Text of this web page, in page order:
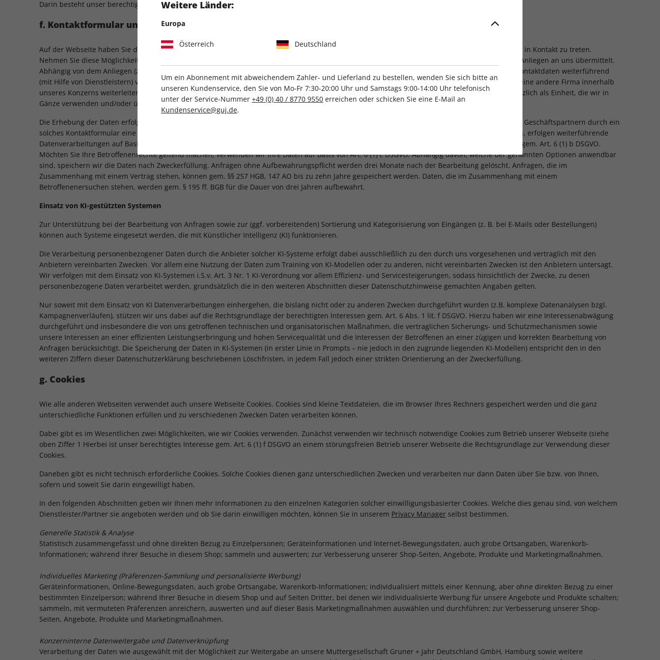
Darin besteht unser berechtigtes Interesse gem. Art. 6 Abs. 1 lit. f DSGVO. Sie haben jederzeit die Möglichkeit sich vom Newsletter abzumelden.
f. Kontaktformular und Chatanfragen
Auf der Webseite haben Sie die Möglichkeit mit uns durch ein Kontaktformular, per Chatnachricht, E-Mail oder die Telefonnummer im Impressum in Kontakt zu treten.
Nehmen Sie diese Möglichkeit wahr, so werden Ihre angegebenen Daten, insbesondere die Absender-E-Mail und/oder Telefonnummer sowie Ihr Anliegen an uns übermittelt.
Abhängig von dem Anliegen (z.B. Fragen zu den Umfragen oder Geltendmachung Ihrer Betroffenenrechte wie etwa einer Auskunft) werden Ihre Kontaktdaten weiterführend
(mit Hilfe von Dienstleistern) verarbeitet. Wenn Ihr Anliegen nicht wirklich an uns gerichtet war, kann das auch bedeuten, dass wir Ihre Daten an eine andere Firma innerhalb
unseres Konzerns weiterleiten, an die Ihre Anfrage eigentlich adressiert war. Hierzu betrachten wir die im Anliegen übermittelten Daten grundsätzlich als Einheit, die wir in
Gänze verwenden und/oder übermitteln.
Die Erhebung der Daten erfolgt grundsätzlich auf Basis unseres berechtigten Interesses gem. Art. 6 (1) f DSGVO, wonach wir unseren Kunden und Geschäftspartnern durch ein
solches Kontaktformular eine einfache und unkomplizierte Möglichkeit der Kontaktaufnahme bieten möchten. Abhängig vom geäußerten Anliegen, erfolgen weiterführende
Datenverarbeitungen auf Basis anderer Rechtsgrundlagen. Betrifft Ihre Anfrage zum Beispiel einen Vertragsabschluss, verwenden wir Ihre Daten gem. Art. 6 (1) b DSGVO.
Möchten Sie Ihre Betroffenenrechte geltend machen, verwenden wir Ihre Daten auf Basis von Art. 6 (1) c DSGVO. Abhängig davon, welche der genannten Optionen anwendbar
sind, speichern wir die Daten nach Zweckerfüllung. Anfragen ohne Aufbewahrungspflicht werden drei Monate nach der Bearbeitung gelöscht. Anfragen, die im
Zusammenhang mit einem Vertrag stehen, können gem. §§ 257 HGB, 147 AO bis zu zehn Jahre gespeichert werden. Daten, die im Zusammenhang mit einem
Betroffenenersuchen stehen, werden gem. § 195 ff. BGB für die Dauer von drei Jahren aufbewahrt.
Einsatz von KI-gestützten Systemen
Zur Unterstützung bei der Bearbeitung von Anfragen sowie zur (ggf. vorbereitenden) Sortierung und Kategorisierung von Eingängen (z. B. bei E-Mails oder Bestellungen)
können auch Systeme eingesetzt werden, die mit Künstlicher Intelligenz (KI) funktionieren.
Die Verarbeitung personenbezogener Daten durch die Anbieter solcher KI-Systeme erfolgt dabei ausschließlich zu den durch uns vorgesehenen und vertraglich mit den
Anbietern vereinbarten Zwecken. Vor allem eine Nutzung der Daten zum Training von KI-Modellen oder zu anderen, nicht vereinbarten Zwecken ist den Anbietern untersagt.
Wir verfolgen mit dem Einsatz von KI-Systemen i.S.v. Art. 3 Nr. 1 KI-Verordnung vor allem Effizienz- und Servicesteigerungen, sodass hinsichtlich der Zwecke, zu denen
personenbezogene Daten verarbeitet werden, grundsätzlich die in den weiteren Abschnitten dieser Datenschutzhinweise gemachten Angaben gelten.
Nur soweit mit dem Einsatz von KI Datenverarbeitungen einhergehen, die bislang nicht oder zu anderen Zwecken durchgeführt wurden (z.B. komplexe Datenanalysen bzgl.
Kampagnenverläufen), stützen wir uns dabei auf die Rechtsgrundlage der berechtigten Interessen gem. Art. 6 Abs. 1 lit. f DSGVO. Hierzu haben wir eine Interessenabwägung
durchgeführt und insbesondere die von uns getroffenen technischen und organisatorischen Maßnahmen, die vertraglichen Sicherungs- und Schutzmechanismen sowie
unsere Interessen an einer effizienten Leistungserbringung und hohen Servicequalität und die Interessen der Betroffenen an einer zügigen und korrekten Bearbeitung von
Anfragen berücksichtigt. Die Speicherung der Daten in KI-Systemen (in erster Linie in Prompts – nie jedoch in den zugrunde liegenden KI-Modellen) entspricht den in den
weiteren Ziffern dieser Datenschutzerklärung beschriebenen Löschfristen, in jedem Fall jedoch einer strikten Orientierung an der Zweckerfüllung.
g. Cookies
Wie alle anderen Webseiten verwendet auch unsere Webseite Cookies. Cookies sind kleine Textdateien, die im Browser Ihres Rechners gespeichert werden und die ganz
unterschiedliche Funktionen erfüllen und zu verschiedenen Zwecken Daten verarbeiten können.
Dabei gibt es im Wesentlichen zwei Möglichkeiten, wie wir Cookies verwenden. Zunächst verwenden wir technisch notwendige Cookies zum Betrieb unserer Webseite (siehe
oben Ziffer 1 Hierbei ist unser berechtigtes Interesse gem. Art. 6 (1) f DSGVO an einem störungsfreien Betrieb unserer Webseite die Rechtsgrundlage zur Verwendung dieser
Cookies.
Daneben gibt es nicht technisch erforderliche Cookies. Solche Cookies dienen ganz unterschiedlichen Zwecken und verarbeiten nur dann Daten über Sie bzw. von Ihnen,
sofern und soweit Sie darin eingewilligt haben.
In den folgenden Abschnitten geben wir Ihnen mehr Informationen zu den einzelnen Kategorien solcher einwilligungsbasierter Cookies. Welche dies genau sind, von welchem
Dienstleister/Partner sie angeboten werden und ob Sie darin einwilligen möchten, können Sie in unserem Privacy Manager selbst bestimmen.
Generelle Statistik & Analyse
Statistisch zusammengefasst und ohne direkten Bezug zu Einzelpersonen; Geräteinformationen und Internet-Bewegungsdaten, auch grobe Ortsangaben, Warenkorb-
Informationen; während ihrer Besuche in diesem Shop; sammeln und auswerten; zur Verbesserung unserer Shop-Seiten, Angebote, Produkte und Marketingmaßnahmen.
Individuelles Marketing (Präferenzen-Sammlung und personalisierte Werbung)
Geräteinformationen, Online-Bewegungsdaten, auch grobe Ortsangabe, Warenkorb-Informationen; individualisiert mittels einer Kennung, aber ohne direkten Bezug zu einer
bestimmten Einzelperson; während Ihrer Besuche in diesem Shop und auf Seiten Dritter, bei denen wir individualisierte Werbung für unsere Angebote und Produkte schalten;
sammeln, mit vermuteten Präferenzen anreichern, auswerten und auf dieser Basis Marketingmaßnahmen auswählen und durchführen; zur Verbesserung unserer Shop-
Seiten, Angebote, Produkte und Marketingmaßnahmen.
Konzerninterne Datenweitergabe und Datenverknüpfung
Verarbeitung der Daten wie ausgewählt mit der Möglichkeit zur Weitergabe an unsere Muttergesellschaft Gruner + Jahr Deutschland GmbH, Hamburg sowie weitere
Weitere Länder:
Europa
Österreich Deutschland
Um ein Abonnement mit abweichendem Zahler- und Lieferland zu bestellen, wenden Sie sich bitte an
unseren Kundenservice, den Sie von Mo-Fr 7:30-20:00 Uhr und Samstags 9:00-14:00 Uhr telefonisch
unter der Service-Nummer +49 (0) 40 / 8770 9550 erreichen oder schicken Sie eine E-Mail an
Kundenservice@guj.de.